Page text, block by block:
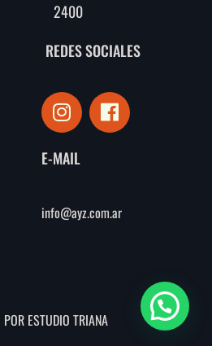
2400
REDES SOCIALES
I
n
s
t
g
r
F
a
c
o
o
E-MAIL
info@ayz.com.ar
POR ESTUDIO TRIANA